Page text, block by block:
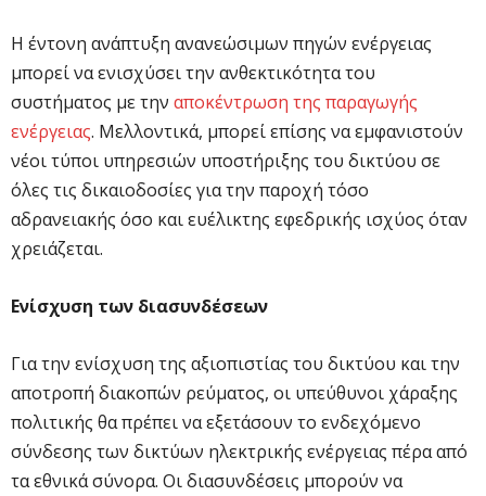
Η έντονη ανάπτυξη ανανεώσιμων πηγών ενέργειας
μπορεί να ενισχύσει την ανθεκτικότητα του
συστήματος με την αποκέντρωση της παραγωγής
ενέργειας. Μελλοντικά, μπορεί επίσης να εμφανιστούν
νέοι τύποι υπηρεσιών υποστήριξης του δικτύου σε
όλες τις δικαιοδοσίες για την παροχή τόσο
αδρανειακής όσο και ευέλικτης εφεδρικής ισχύος όταν
χρειάζεται.
Ενίσχυση των διασυνδέσεων
Για την ενίσχυση της αξιοπιστίας του δικτύου και την
αποτροπή διακοπών ρεύματος, οι υπεύθυνοι χάραξης
πολιτικής θα πρέπει να εξετάσουν το ενδεχόμενο
σύνδεσης των δικτύων ηλεκτρικής ενέργειας πέρα από
τα εθνικά σύνορα. Οι διασυνδέσεις μπορούν να